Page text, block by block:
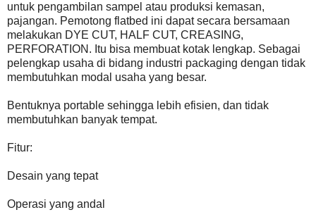
untuk pengambilan sampel atau produksi kemasan,
pajangan. Pemotong flatbed ini dapat secara bersamaan
melakukan DYE CUT, HALF CUT, CREASING,
PERFORATION. Itu bisa membuat kotak lengkap. Sebagai
pelengkap usaha di bidang industri packaging dengan tidak
membutuhkan modal usaha yang besar.
Bentuknya portable sehingga lebih efisien, dan tidak
membutuhkan banyak tempat.
Fitur:
Desain yang tepat
Operasi yang andal